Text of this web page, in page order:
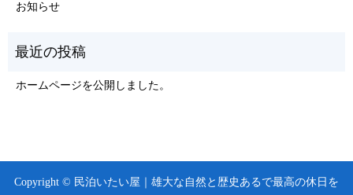
お知らせ
ホームページを公開しました。
Copyright © 民泊いたい屋｜雄大な自然と歴史あるで最高の休日を